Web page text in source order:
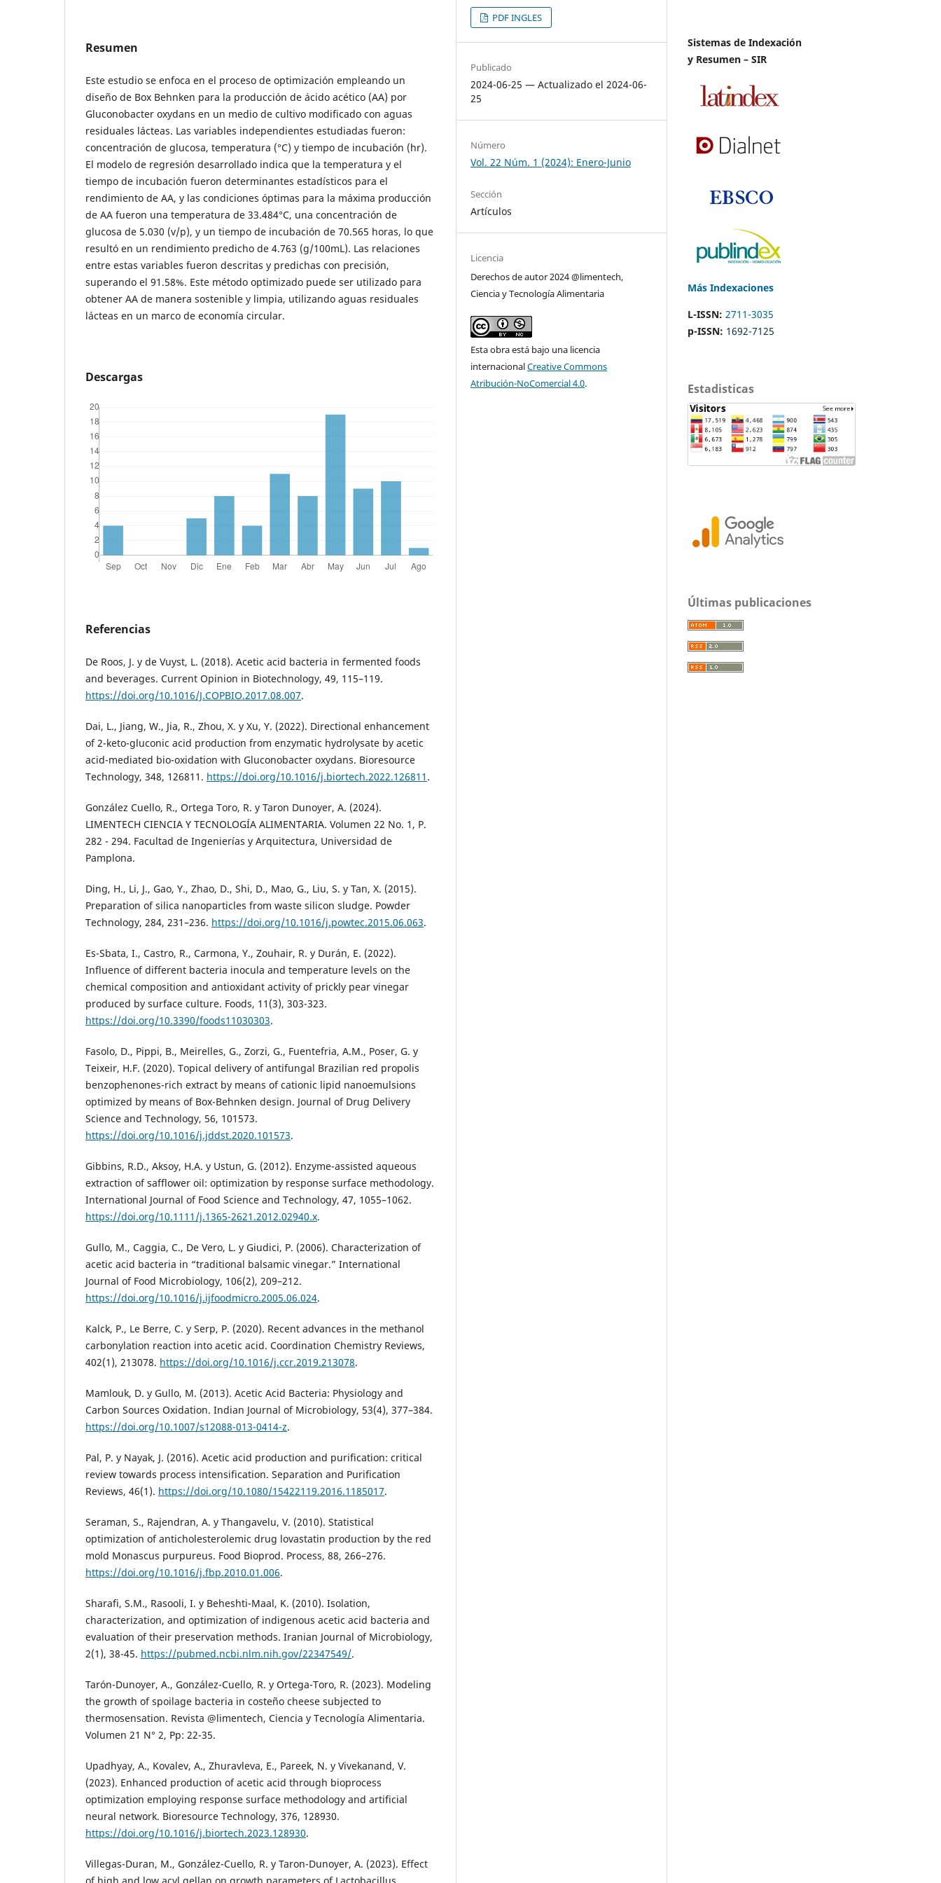
Resumen
Este estudio se enfoca en el proceso de optimización empleando un
diseño de Box Behnken para la producción de ácido acético (AA) por
Gluconobacter oxydans en un medio de cultivo modificado con aguas
residuales lácteas. Las variables independientes estudiadas fueron:
concentración de glucosa, temperatura (°C) y tiempo de incubación (hr).
El modelo de regresión desarrollado indica que la temperatura y el
tiempo de incubación fueron determinantes estadísticos para el
rendimiento de AA, y las condiciones óptimas para la máxima producción
de AA fueron una temperatura de 33.484°C, una concentración de
glucosa de 5.030 (v/p), y un tiempo de incubación de 70.565 horas, lo que
resultó en un rendimiento predicho de 4.763 (g/100mL). Las relaciones
entre estas variables fueron descritas y predichas con precisión,
superando el 91.58%. Este método optimizado puede ser utilizado para
obtener AA de manera sostenible y limpia, utilizando aguas residuales
lácteas en un marco de economía circular.
Descargas
Referencias
De Roos, J. y de Vuyst, L. (2018). Acetic acid bacteria in fermented foods
and beverages. Current Opinion in Biotechnology, 49, 115–119.
https://doi.org/10.1016/J.COPBIO.2017.08.007.
Dai, L., Jiang, W., Jia, R., Zhou, X. y Xu, Y. (2022). Directional enhancement
of 2-keto-gluconic acid production from enzymatic hydrolysate by acetic
acid-mediated bio-oxidation with Gluconobacter oxydans. Bioresource
Technology, 348, 126811. https://doi.org/10.1016/j.biortech.2022.126811 .
González Cuello, R., Ortega Toro, R. y Taron Dunoyer, A. (2024).
LIMENTECH CIENCIA Y TECNOLOGÍA ALIMENTARIA. Volumen 22 No. 1, P.
282 - 294. Facultad de Ingenierías y Arquitectura, Universidad de
Pamplona.
Ding, H., Li, J., Gao, Y., Zhao, D., Shi, D., Mao, G., Liu, S. y Tan, X. (2015).
Preparation of silica nanoparticles from waste silicon sludge. Powder
Technology, 284, 231–236. https://doi.org/10.1016/j.powtec.2015.06.063.
Es-Sbata, I., Castro, R., Carmona, Y., Zouhair, R. y Durán, E. (2022).
Influence of different bacteria inocula and temperature levels on the
chemical composition and antioxidant activity of prickly pear vinegar
produced by surface culture. Foods, 11(3), 303-323.
https://doi.org/10.3390/foods11030303.
Fasolo, D., Pippi, B., Meirelles, G., Zorzi, G., Fuentefria, A.M., Poser, G. y
Teixeir, H.F. (2020). Topical delivery of antifungal Brazilian red propolis
benzophenones-rich extract by means of cationic lipid nanoemulsions
optimized by means of Box-Behnken design. Journal of Drug Delivery
Science and Technology, 56, 101573.
https://doi.org/10.1016/j.jddst.2020.101573.
Gibbins, R.D., Aksoy, H.A. y Ustun, G. (2012). Enzyme-assisted aqueous
extraction of safflower oil: optimization by response surface methodology.
International Journal of Food Science and Technology, 47, 1055–1062.
https://doi.org/10.1111/j.1365-2621.2012.02940.x.
Gullo, M., Caggia, C., De Vero, L. y Giudici, P. (2006). Characterization of
acetic acid bacteria in “traditional balsamic vinegar.” International
Journal of Food Microbiology, 106(2), 209–212.
https://doi.org/10.1016/j.ijfoodmicro.2005.06.024.
Kalck, P., Le Berre, C. y Serp, P. (2020). Recent advances in the methanol
carbonylation reaction into acetic acid. Coordination Chemistry Reviews,
402(1), 213078. https://doi.org/10.1016/j.ccr.2019.213078.
Mamlouk, D. y Gullo, M. (2013). Acetic Acid Bacteria: Physiology and
Carbon Sources Oxidation. Indian Journal of Microbiology, 53(4), 377–384.
https://doi.org/10.1007/s12088-013-0414-z.
Pal, P. y Nayak, J. (2016). Acetic acid production and purification: critical
review towards process intensification. Separation and Purification
Reviews, 46(1). https://doi.org/10.1080/15422119.2016.1185017.
Seraman, S., Rajendran, A. y Thangavelu, V. (2010). Statistical
optimization of anticholesterolemic drug lovastatin production by the red
mold Monascus purpureus. Food Bioprod. Process, 88, 266–276.
https://doi.org/10.1016/j.fbp.2010.01.006.
Sharafi, S.M., Rasooli, I. y Beheshti-Maal, K. (2010). Isolation,
characterization, and optimization of indigenous acetic acid bacteria and
evaluation of their preservation methods. Iranian Journal of Microbiology,
2(1), 38-45. https://pubmed.ncbi.nlm.nih.gov/22347549/.
Tarón-Dunoyer, A., González-Cuello, R. y Ortega-Toro, R. (2023). Modeling
the growth of spoilage bacteria in costeño cheese subjected to
thermosensation. Revista @limentech, Ciencia y Tecnología Alimentaria.
Volumen 21 N° 2, Pp: 22-35.
Upadhyay, A., Kovalev, A., Zhuravleva, E., Pareek, N. y Vivekanand, V.
(2023). Enhanced production of acetic acid through bioprocess
optimization employing response surface methodology and artificial
neural network. Bioresource Technology, 376, 128930.
https://doi.org/10.1016/j.biortech.2023.128930.
Villegas-Duran, M., González-Cuello, R. y Taron-Dunoyer, A. (2023). Effect
PDF INGLES
Publicado
2024-06-25 — Actualizado el 2024-06-
25
Número
Vol. 22 Núm. 1 (2024): Enero-Junio
Sección
Artículos
Licencia
Derechos de autor 2024 @limentech,
Ciencia y Tecnología Alimentaria
Esta obra está bajo una licencia
internacionalCreative Commons
Atribución-NoComercial 4.0.
Sistemas de Indexación
y Resumen – SIR
Más Indexaciones
L-ISSN: 2711-3035
p-ISSN: 1692-7125
Estadisticas
Últimas publicaciones